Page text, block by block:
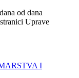
od dana
Uprave
I